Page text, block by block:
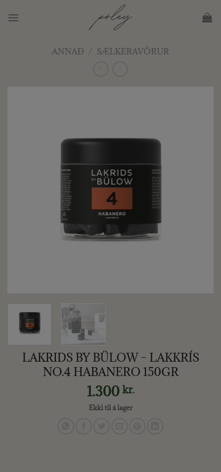
ANNAÐ / SÆLKERAVÖRUR
LAKRIDS BY BÜLOW – LAKKRÍS
NO.4 HABANERO 150GR
1.300 kr.
Ekki til á lager